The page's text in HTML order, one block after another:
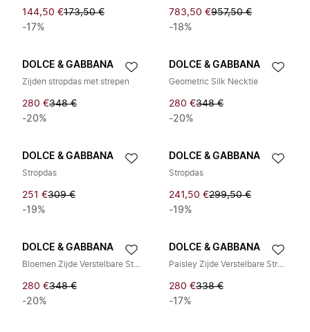
144,50 €173,50 €
-17%
783,50 €957,50 €
-18%
DOLCE & GABBANA
Zijden stropdas met strepen
280 €348 €
-20%
DOLCE & GABBANA
Geometric Silk Necktie
280 €348 €
-20%
DOLCE & GABBANA
Stropdas
251 €309 €
-19%
DOLCE & GABBANA
Stropdas
241,50 €299,50 €
-19%
DOLCE & GABBANA
Bloemen Zijde Verstelbare Strikdas
280 €348 €
-20%
DOLCE & GABBANA
Paisley Zijde Verstelbare Stropdas
280 €338 €
-17%